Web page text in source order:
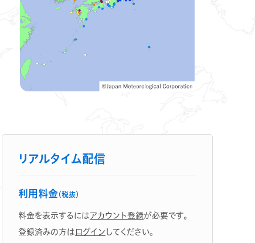
リアルタイム配信
利用料金（税抜）
料金を表示するにはアカウント登録が必要です。
登録済みの方はログインしてください。